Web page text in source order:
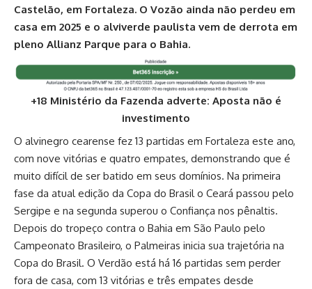
Castelão, em Fortaleza. O Vozão ainda não perdeu em
casa em 2025 e o alviverde paulista vem de derrota em
pleno Allianz Parque para o Bahia.
+18 Ministério da Fazenda adverte: Aposta não é
investimento
O alvinegro cearense fez 13 partidas em Fortaleza este ano,
com nove vitórias e quatro empates, demonstrando que é
muito difícil de ser batido em seus domínios. Na primeira
fase da atual edição da Copa do Brasil o Ceará passou pelo
Sergipe e na segunda superou o Confiança nos pênaltis.
Depois do tropeço contra o Bahia em São Paulo pelo
Campeonato Brasileiro, o Palmeiras inicia sua trajetória na
Copa do Brasil. O Verdão está há 16 partidas sem perder
fora de casa, com 13 vitórias e três empates desde